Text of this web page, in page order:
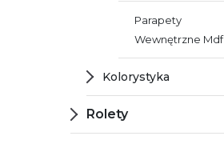
Parapety
Wewnętrzne Mdf
Kolorystyka
Rolety